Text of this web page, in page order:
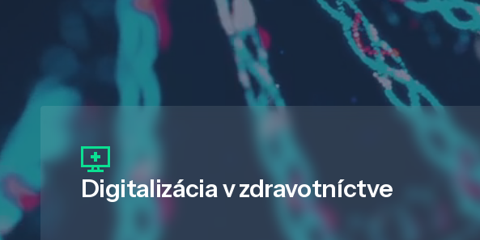
Digitalizáciav zdravotníctve